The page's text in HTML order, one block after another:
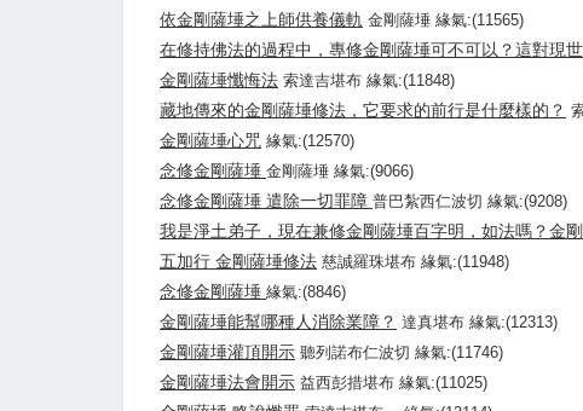
依金剛薩埵之上師供養儀軌 金剛薩埵 緣氣:(11565)
在修持佛法的過程中，專修金剛薩埵可不可以？這對現
金剛薩埵懺悔法 索達吉堪布 緣氣:(11848)
藏地傳來的金剛薩埵修法，它要求的前行是什麼樣的？
金剛薩埵心咒 緣氣:(12570)
念修金剛薩埵 金剛薩埵 緣氣:(9066)
念修金剛薩埵 遣除一切罪障 普巴紮西仁波切 緣氣:(9208)
我是淨土弟子，現在兼修金剛薩埵百字明，如法嗎？金
五加行 金剛薩埵修法 慈誠羅珠堪布 緣氣:(11948)
念修金剛薩埵 緣氣:(8846)
金剛薩埵能幫哪種人消除業障？ 達真堪布 緣氣:(12313)
金剛薩埵灌頂開示 聽列諾布仁波切 緣氣:(11746)
金剛薩埵法會開示 益西彭措堪布 緣氣:(11025)